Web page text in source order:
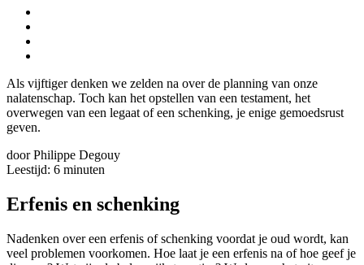
Als vijftiger denken we zelden na over de planning van onze
nalatenschap. Toch kan het opstellen van een testament, het
overwegen van een legaat of een schenking, je enige gemoedsrust
geven.
door Philippe Degouy
Leestijd: 6 minuten
Erfenis en schenking
Nadenken over een erfenis of schenking voordat je oud wordt, kan
veel problemen voorkomen. Hoe laat je een erfenis na of hoe geef je